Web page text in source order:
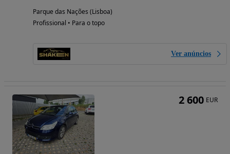
Parque das Nações (Lisboa)
Profissional • Para o topo
Ver anúncios
2 600 EUR